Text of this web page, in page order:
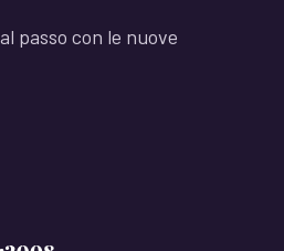
passo con le nuove